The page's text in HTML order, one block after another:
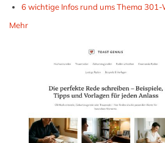
6 wichtige Infos rund ums Thema
Mehr